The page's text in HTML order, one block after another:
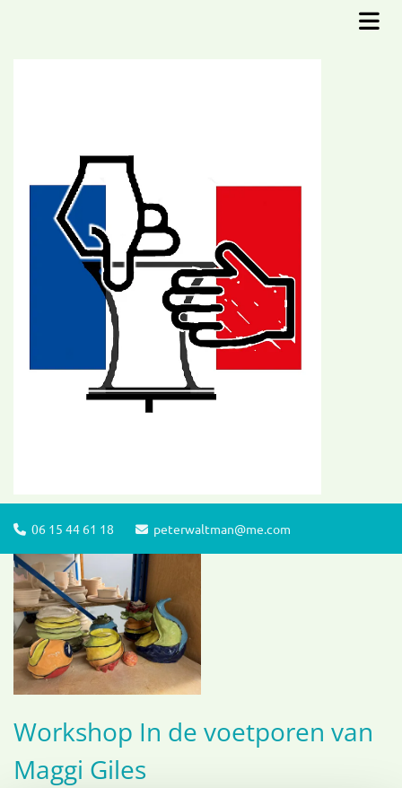
 06 15 44 61 18  peterwaltman@me.com
Workshop In de voetporen van
Maggi Giles